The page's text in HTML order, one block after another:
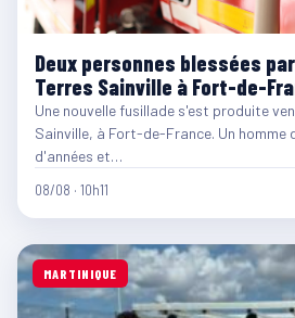
Deux personnes blessées
Terres Sainville à Fort-de-
Une nouvelle fusillade s'est produite
Sainville, à Fort-de-France. Un homme
d'années et…
08/08 · 10h11
MARTINIQUE